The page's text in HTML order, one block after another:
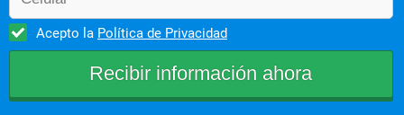
Acepto la Política de Privacidad